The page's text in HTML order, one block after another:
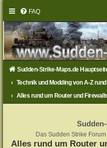
FAQ
Sudden-Strike-Maps.de
Technik und Modding von A-Z
Alles rund um Router und Firewalls
Das Sudden Strike
Alles rund um Router